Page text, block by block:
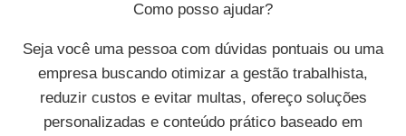
Como posso ajudar?
Seja você uma pessoa com dúvidas pontuais ou uma
empresa buscando otimizar a gestão trabalhista,
reduzir custos e evitar multas, ofereço soluções
personalizadas e conteúdo prático baseado em